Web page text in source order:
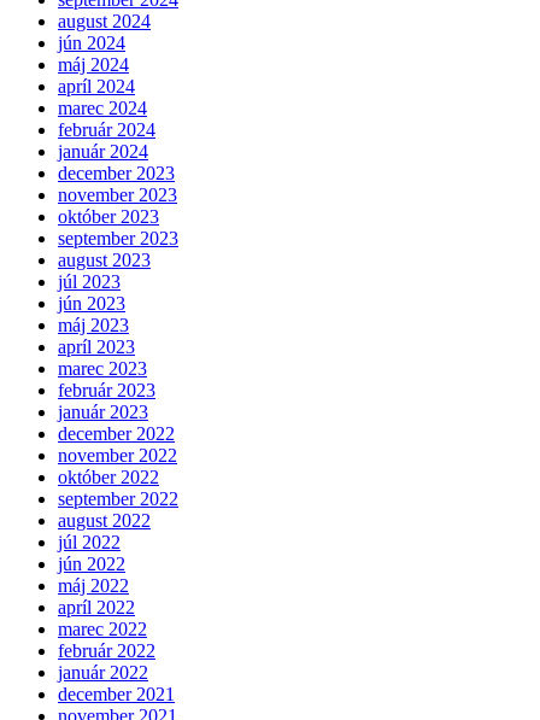
august 2024
jún 2024
máj 2024
apríl 2024
marec 2024
február 2024
január 2024
december 2023
november 2023
október 2023
september 2023
august 2023
júl 2023
jún 2023
máj 2023
apríl 2023
marec 2023
február 2023
január 2023
december 2022
november 2022
október 2022
september 2022
august 2022
júl 2022
jún 2022
máj 2022
apríl 2022
marec 2022
február 2022
január 2022
december 2021